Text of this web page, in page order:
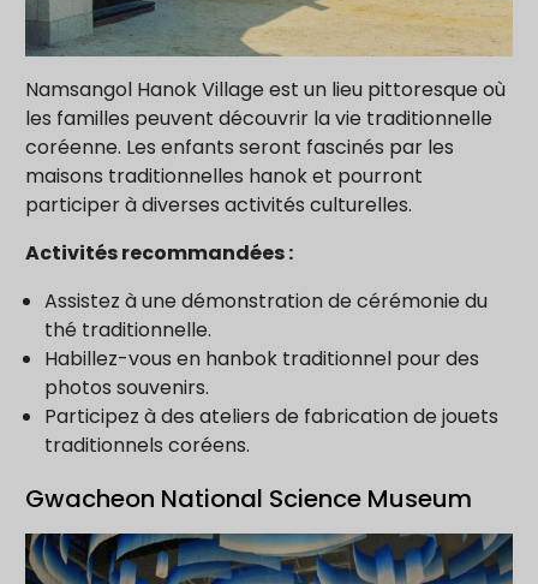
Namsangol Hanok Village est un lieu pittoresque où
les familles peuvent découvrir la vie traditionnelle
coréenne. Les enfants seront fascinés par les
maisons traditionnelles hanok et pourront
participer à diverses activités culturelles.
Activités recommandées :
Assistez à une démonstration de cérémonie du
thé traditionnelle.
Habillez-vous en hanbok traditionnel pour des
photos souvenirs.
Participez à des ateliers de fabrication de jouets
traditionnels coréens.
Gwacheon National Science Museum